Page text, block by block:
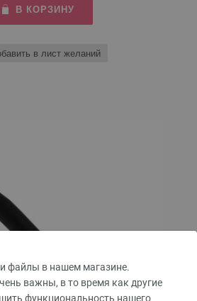
файлы в нашем магазине.
важны, в то время как другие
функциональность нашего
В КОРЗИНУ
в лист желаний